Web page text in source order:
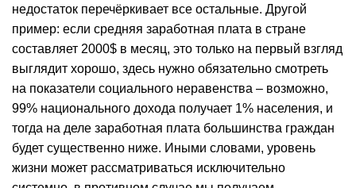
недостаток перечёркивает все остальные. Другой
пример: если средняя заработная плата в стране
составляет 2000$ в месяц, это только на первый взгляд
выглядит хорошо, здесь нужно обязательно смотреть
на показатели социального неравенства – возможно,
99% национального дохода получает 1% населения, и
тогда на деле заработная плата большинства граждан
будет существенно ниже. Иными словами, уровень
жизни может рассматриваться исключительно